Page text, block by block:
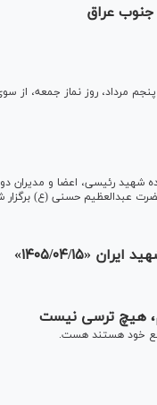
جنوب عراق
هم‌زمان با پنجم مرداد، روز نماز
شهید رئیسی، اعضا و مدیران
۰۴/۱۵»
هیچ ترسی نیست
خود هستند هست.